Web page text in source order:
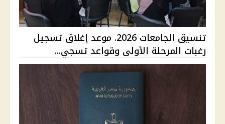
تنسيق الجامعات 2026. موعد إغلاق تسجيل
رغبات المرحلة الأولى وقواعد تسجي...